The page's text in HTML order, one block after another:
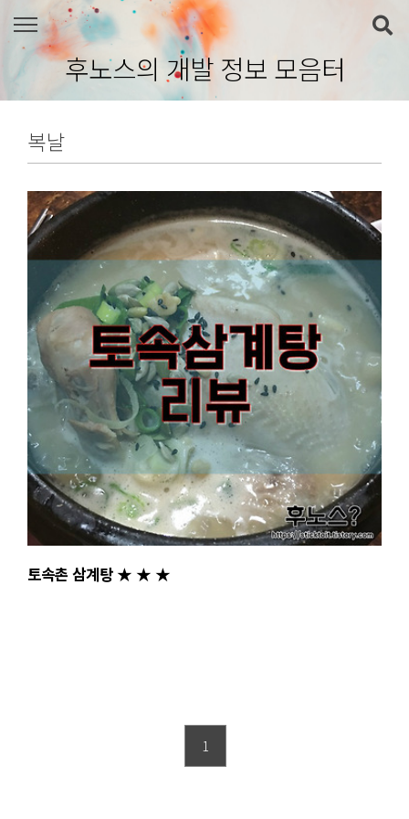
본문 바로가기
후노스의 개발 정보 모음터
복날
토속촌 삼계탕 ★ ★ ★
1